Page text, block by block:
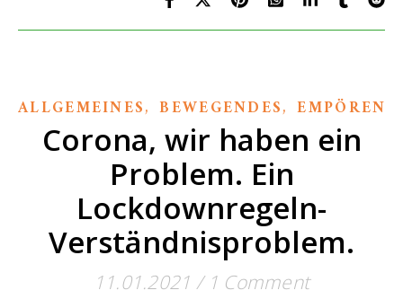
ALLGEMEINES,BEWEGENDES,
Corona, wir haben ein
Problem. Ein
Lockdownregeln-
Verständnisproblem.
11.01.2021 / 1 Comment